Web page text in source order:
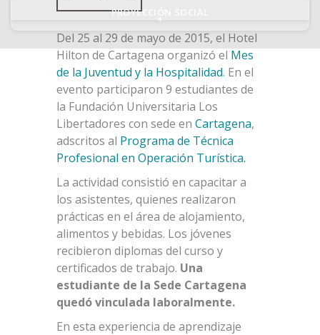
PROYECCIÓN SOCIAL
+
Del 25 al 29 de mayo de 2015, el Hotel
Hilton de Cartagena organizó el Mes
de la Juventud y la Hospitalidad. En el
evento participaron 9 estudiantes de
la Fundación Universitaria Los
Libertadores con sede en Cartagena,
adscritos al Programa de Técnica
Profesional en Operación Turística.
La actividad consistió en capacitar a
los asistentes, quienes realizaron
prácticas en el área de alojamiento,
alimentos y bebidas. Los jóvenes
recibieron diplomas del curso y
certificados de trabajo. Una
estudiante de la Sede Cartagena
quedó vinculada laboralmente.
En esta experiencia de aprendizaje